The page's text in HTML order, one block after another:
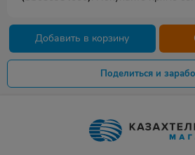
Добавить в корзину
Поделиться и